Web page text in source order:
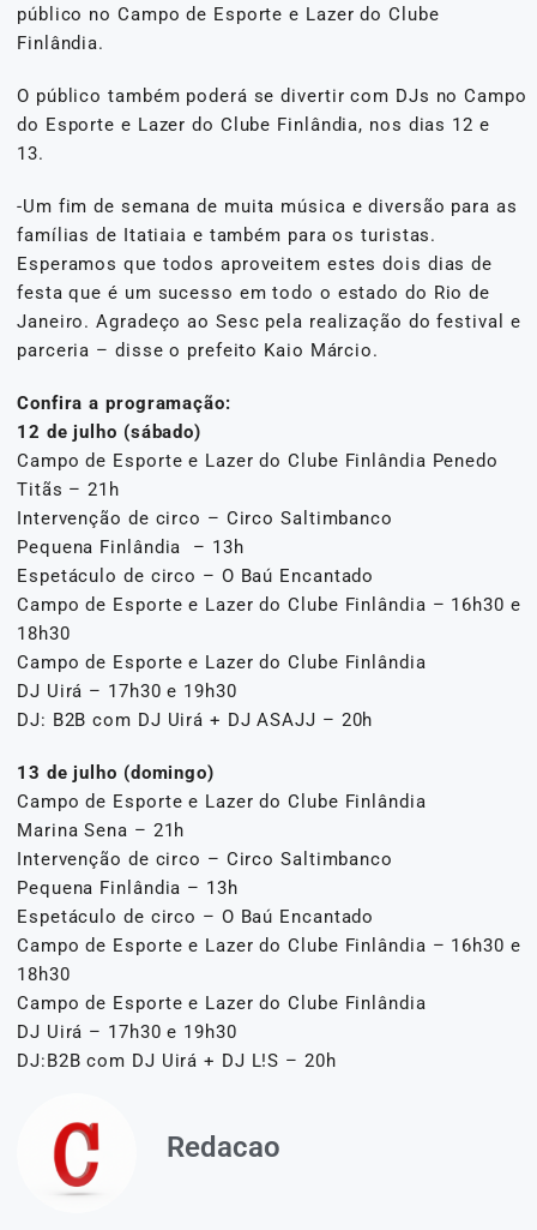
público no Campo de Esporte e Lazer do Clube
Finlândia.
O público também poderá se divertir com DJs no Campo
do Esporte e Lazer do Clube Finlândia, nos dias 12 e
13.
-Um fim de semana de muita música e diversão para as
famílias de Itatiaia e também para os turistas.
Esperamos que todos aproveitem estes dois dias de
festa que é um sucesso em todo o estado do Rio de
Janeiro. Agradeço ao Sesc pela realização do festival e
parceria – disse o prefeito Kaio Márcio.
Confira a programação:
12 de julho (sábado)
Campo de Esporte e Lazer do Clube Finlândia Penedo
Titãs – 21h
Intervenção de circo – Circo Saltimbanco
Pequena Finlândia – 13h
Espetáculo de circo – O Baú Encantado
Campo de Esporte e Lazer do Clube Finlândia – 16h30 e
18h30
Campo de Esporte e Lazer do Clube Finlândia
DJ Uirá – 17h30 e 19h30
DJ: B2B com DJ Uirá + DJ ASAJJ – 20h
13 de julho (domingo)
Campo de Esporte e Lazer do Clube Finlândia
Marina Sena – 21h
Intervenção de circo – Circo Saltimbanco
Pequena Finlândia – 13h
Espetáculo de circo – O Baú Encantado
Campo de Esporte e Lazer do Clube Finlândia – 16h30 e
18h30
Campo de Esporte e Lazer do Clube Finlândia
DJ Uirá – 17h30 e 19h30
DJ:B2B com DJ Uirá + DJ L!S – 20h
Redacao